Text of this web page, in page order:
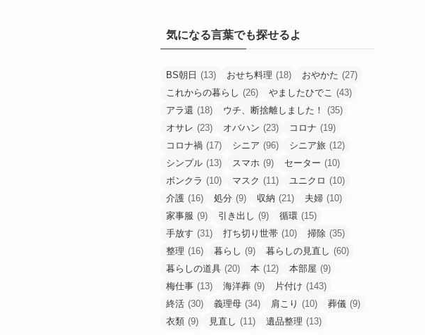
気になる言葉でも探せるよ
BS朝日 (13) おせち料理 (18) おやかた (27)
これからの暮らし (26) やましたひでこ (43)
アラ還 (18) ウチ、断捨離しました！
(35)
オサレ (23) オバハン (23) コロナ (19)
コロナ禍 (17) シニア (96) シニア旅 (12)
シンプル (13) スマホ (9) セーター (10)
ボンクラ (10) マスク (11) ユニクロ (10)
介護 (16) 処分 (9) 収納 (21) 夫婦 (10)
家事服 (9) 引き出し (9) 循環 (15)
手放す (31) 打ち切り世帯 (10) 掃除 (35)
整理 (16) 暮らし (9) 暮らしの見直し (60)
暮らしの道具 (20) 本 (12) 本部屋 (9)
梅仕事 (13) 海洋葬 (9) 片付け (143)
終活 (30) 義理母 (34) 肩こり (10) 葬儀 (9)
衣類 (9) 見直し (11) 遺品整理 (13)